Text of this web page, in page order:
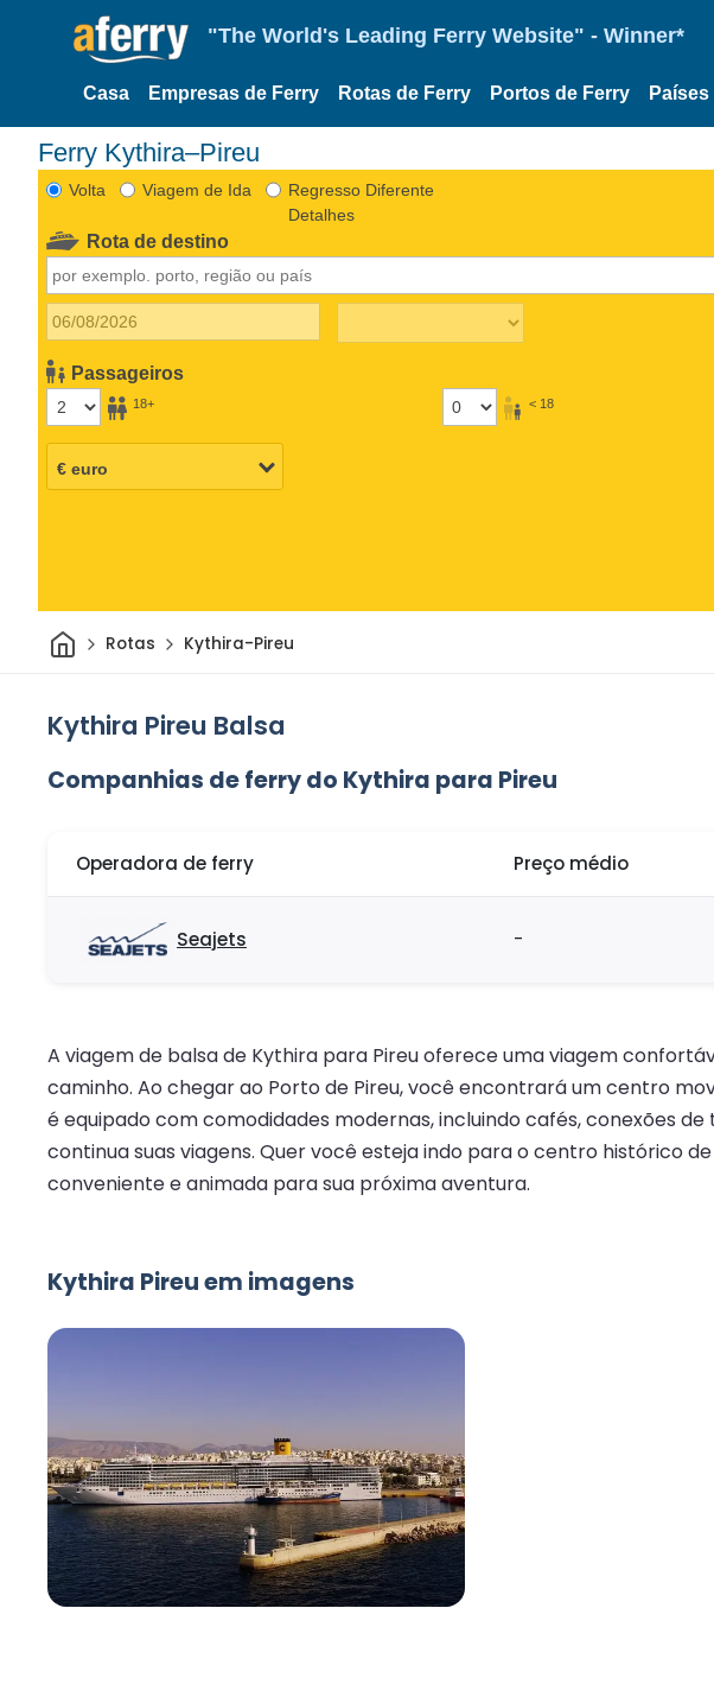
"The World's Leading Ferry Website" - Winner*
Casa Empresas de Ferry Rotas de Ferry Portos de Ferry Países
Ferry Kythira–Pireu
Volta Viagem de Ida
Regresso Diferente
Detalhes
Rota de destino
Passageiros
18+ < 18
CasaRotas Kythira-Pireu
Kythira Pireu Balsa
Companhias de ferry do Kythira para Pireu
Operadora de ferry Preço médio
Seajets -
A viagem de balsa de Kythira para Pireu oferece uma viagem
caminho. Ao chegar ao Porto de Pireu, você encontrará um centro
é equipado com comodidades modernas, incluindo cafés, conexões
continua suas viagens. Quer você esteja indo para o centro histórico
conveniente e animada para sua próxima aventura.
Kythira Pireu em imagens